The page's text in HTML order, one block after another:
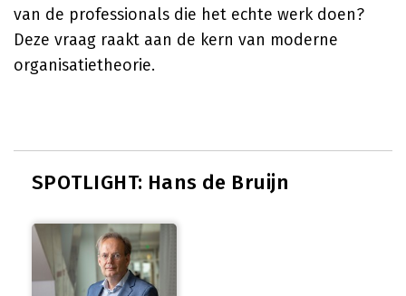
van de professionals die het echte werk doen?
Deze vraag raakt aan de kern van moderne
organisatietheorie.
SPOTLIGHT: Hans de Bruijn